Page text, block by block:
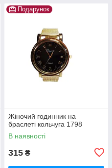
Подарунок
Жіночий годинник на
браслеті кольчуга 1798
В наявності
315 ₴